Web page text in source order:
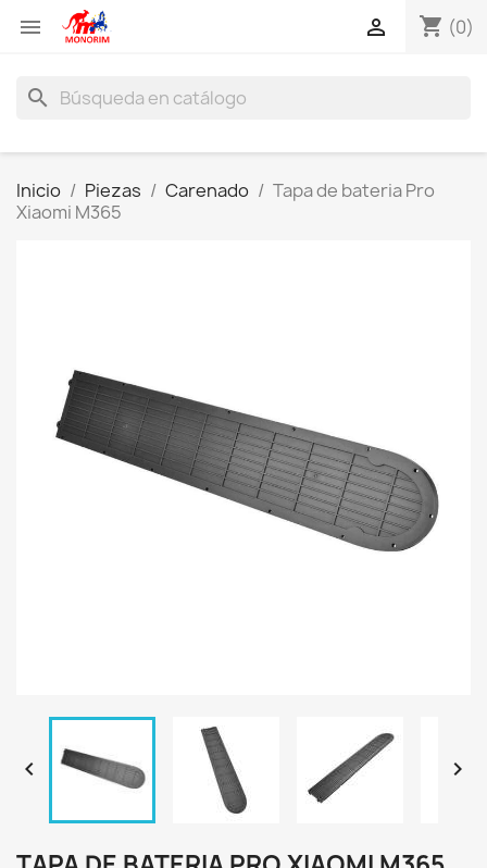
 shopping_cart (0)

search
Inicio Piezas Carenado
Tapa de bateria Pro
Xiaomi M365
 